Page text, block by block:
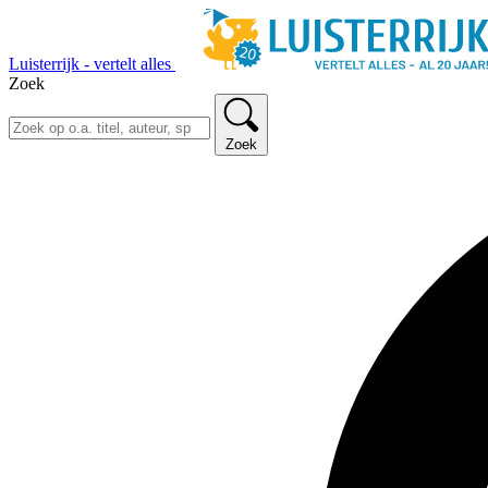
Luisterrijk - vertelt alles
Zoek
Zoek